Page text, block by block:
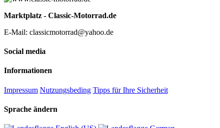
Marktplatz - Classic-Motorrad.de
E-Mail: classicmotorrad@yahoo.de
Social media
Informationen
Impressum Nutzungsbeding Tipps für Ihre Sicherheit
Sprache ändern